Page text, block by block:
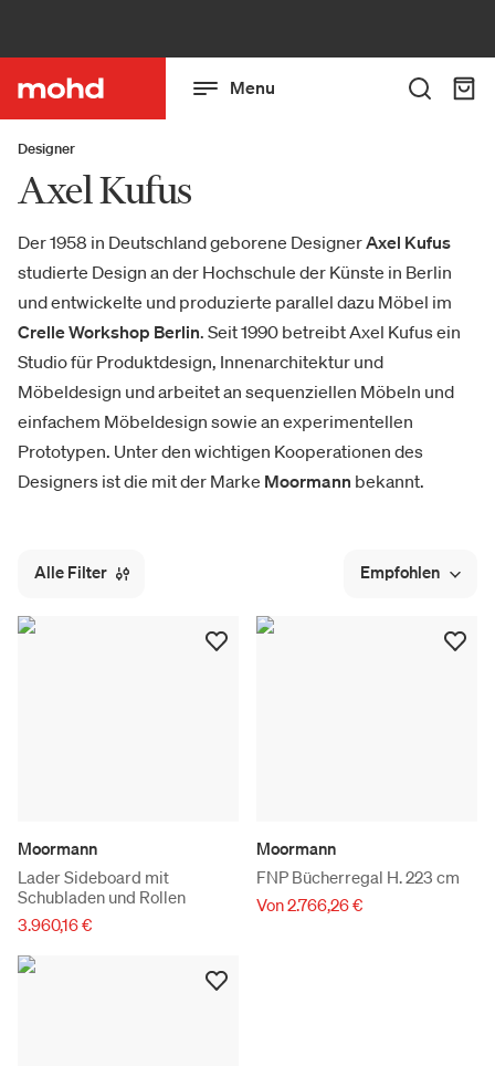
Menu
Designer
Axel Kufus
Der 1958 in Deutschland geborene DesignerAxel Kufus
studierte Design an der Hochschule der Künste in Berlin
und entwickelte und produzierte parallel dazu Möbel im
Crelle Workshop Berlin. Seit 1990 betreibt Axel Kufus ein
Studio für Produktdesign, Innenarchitektur und
Möbeldesign und arbeitet an sequenziellen Möbeln und
einfachem Möbeldesign sowie an experimentellen
Prototypen. Unter den wichtigen Kooperationen des
Designers ist die mit der Marke Moormann bekannt.
Alle Filter Empfohlen
Moormann
Lader Sideboard mit
Schubladen und Rollen
3.960,16 €
Moormann
FNP Bücherregal H. 223 cm
Von 2.766,26 €